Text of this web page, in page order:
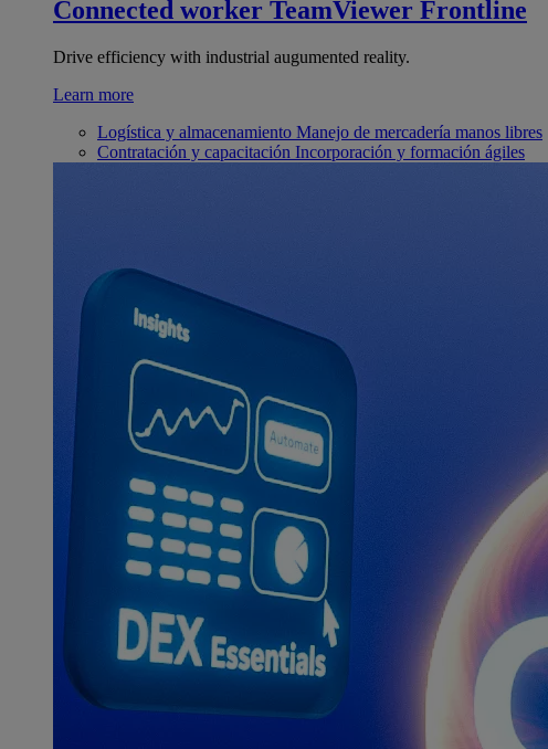
Connected worker TeamViewer Frontline
Drive efficiency with industrial augumented reality.
Learn more
Logística y almacenamiento Manejo de mercadería manos libres
Contratación y capacitación Incorporación y formación ágiles